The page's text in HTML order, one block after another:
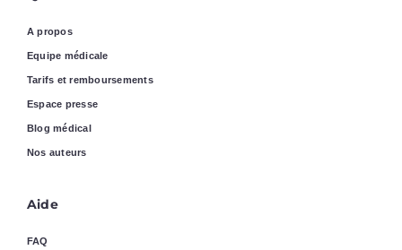
A propos
Equipe médicale
Tarifs et remboursements
Espace presse
Blog médical
Nos auteurs
Aide
FAQ